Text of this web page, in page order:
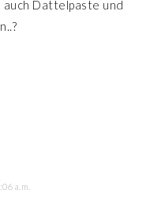
auch Dattelpaste und
a.m.